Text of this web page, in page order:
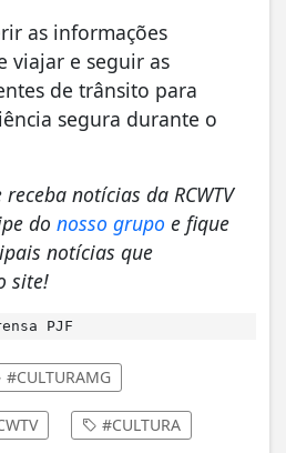
as informações
viajar e seguir as
de trânsito para
segura durante o
receba notícias da RCWTV
do nosso grupo e fique
notícias que
site!
PJF
#CULTURAMG
#CULTURA